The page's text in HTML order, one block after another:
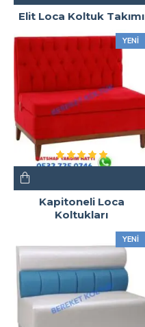
Elit Loca Koltuk Takımı
YENI
Kapitoneli Loca
Koltukları
YENI